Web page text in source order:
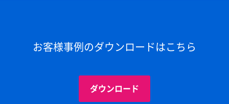
お客様事例のダウンロードはこちら
ダウンロード